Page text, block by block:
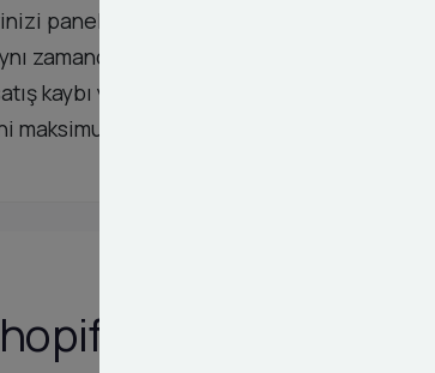
paneliniz üzerinden anlık olarak
zamanda sistemin sürdürülebilirliği
kaybı yaşamanızın önüne geçiyoruz.
seviyeye taşımanıza